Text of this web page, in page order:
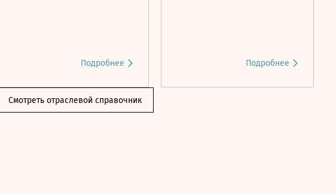
Подробнее Подробнее
Смотреть отраслевой справочник